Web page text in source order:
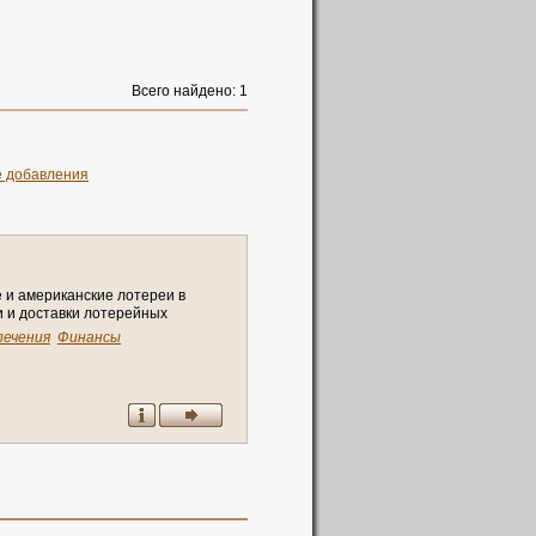
Всего найдено: 1
добавления
и американские лотереи в
и доставки лотерейных
Финансы